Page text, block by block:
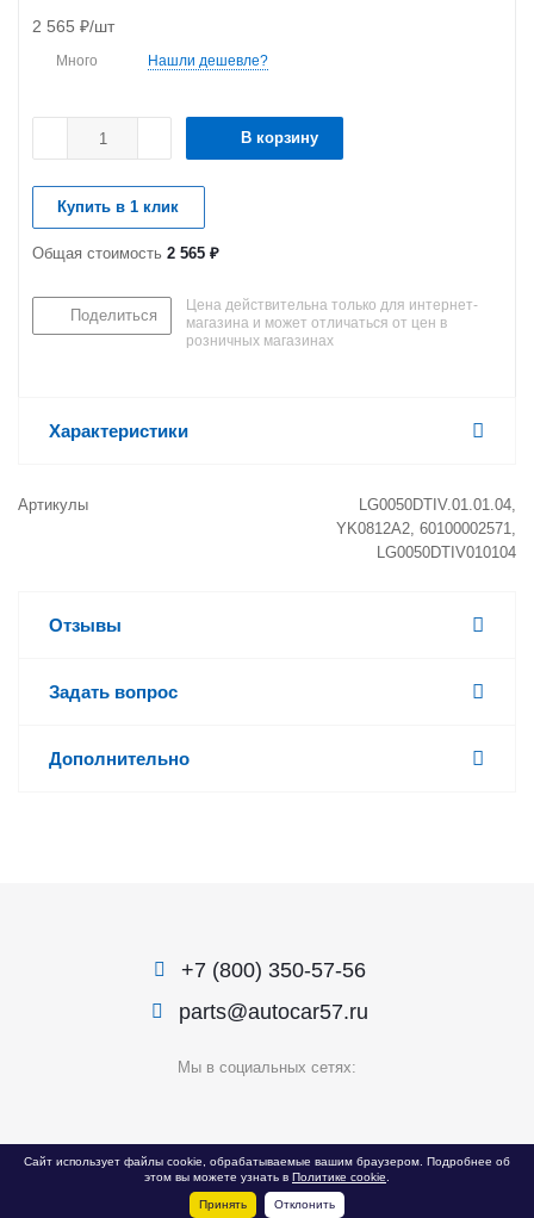
2 565 ₽/шт
Много Нашли дешевле?
В корзину
Купить в 1 клик
Общая стоимость 2 565 ₽
Поделиться
Цена действительна только для интернет-
магазина и может отличаться от цен в
розничных магазинах
Характеристики
Артикулы
LG0050DTIV.01.01.04,
YK0812A2, 60100002571,
LG0050DTIV010104
Отзывы
Задать вопрос
Дополнительно
+7 (800) 350-57-56
parts@autocar57.ru
Мы в социальных сетях:
© 1999 — 2026 «Автокар»
Политика конфиденциальности
Сайт использует файлы cookie, обрабатываемые вашим браузером. Подробнее об
этом вы можете узнать в Политике cookie
Принять Отклонить